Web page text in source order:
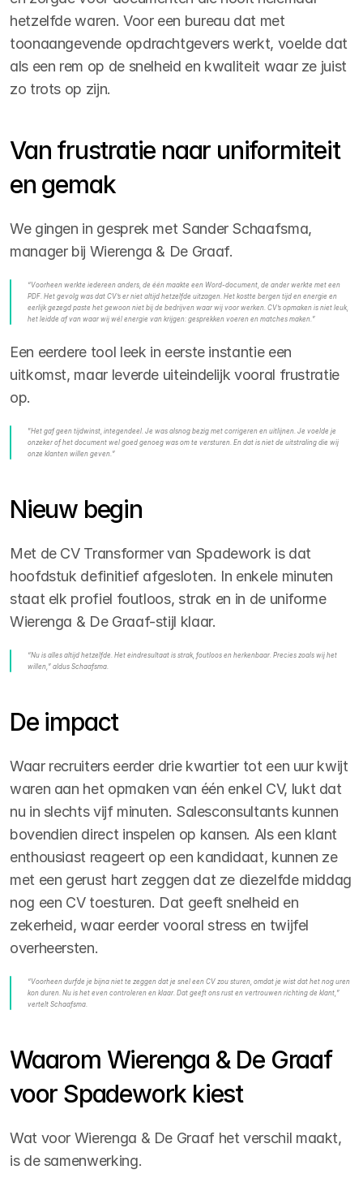
hetzelfde waren. Voor een bureau dat met
toonaangevende opdrachtgevers werkt, voelde dat
als een rem op de snelheid en kwaliteit waar ze juist
zo trots op zijn.
Van frustratie naar uniformiteit
en gemak
We gingen in gesprek met Sander Schaafsma,
manager bij Wierenga & De Graaf.
“Voorheen werkte iedereen anders, de één maakte een Word-document, de ander werkte met een
PDF. Het gevolg was dat CV’s er niet altijd hetzelfde uitzagen. Het kostte bergen tijd en energie en
eerlijk gezegd paste het gewoon niet bij de bedrijven waar wij voor werken. CV’s opmaken is niet leuk,
het leidde af van waar wij wél energie van krijgen: gesprekken voeren en matches maken.”
Een eerdere tool leek in eerste instantie een
uitkomst, maar leverde uiteindelijk vooral frustratie
op.
"Het gaf geen tijdwinst, integendeel. Je was alsnog bezig met corrigeren en uitlijnen. Je voelde je
onzeker of het document wel goed genoeg was om te versturen. En dat is niet de uitstraling die wij
onze klanten willen geven.”
Nieuw begin
Met de CV Transformer van Spadework is dat
hoofdstuk definitief afgesloten. In enkele minuten
staat elk profiel foutloos, strak en in de uniforme
Wierenga & De Graaf-stijl klaar.
“Nu is alles altijd hetzelfde. Het eindresultaat is strak, foutloos en herkenbaar. Precies zoals wij het
willen, ” aldus Schaafsma.
De impact
Waar recruiters eerder drie kwartier tot een uur kwijt
waren aan het opmaken van één enkel CV, lukt dat
nu in slechts vijf minuten. Salesconsultants kunnen
bovendien direct inspelen op kansen. Als een klant
enthousiast reageert op een kandidaat, kunnen ze
met een gerust hart zeggen dat ze diezelfde middag
nog een CV toesturen. Dat geeft snelheid en
zekerheid, waar eerder vooral stress en twijfel
overheersten.
“Voorheen durfde je bijna niet te zeggen dat je snel een CV zou sturen, omdat je wist dat het nog uren
kon duren. Nu is het even controleren en klaar. Dat geeft ons rust en vertrouwen richting de klant,”
vertelt Schaafsma.
Waarom Wierenga & De Graaf
voor Spadework kiest
Wat voor Wierenga & De Graaf het verschil maakt,
is de samenwerking.